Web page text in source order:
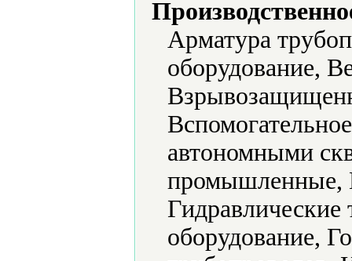
Арматура
оборудование,
автономными
промышленные,
Гидравлические
оборудование,